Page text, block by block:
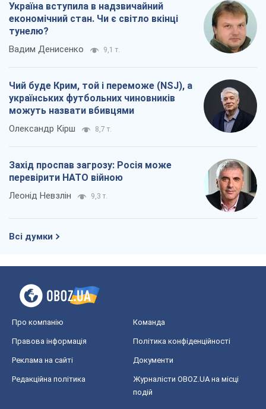
Україна вступила в надзвичайний
економічний стан. Чи є світло вкінці
тунелю?
Вадим Денисенко 9,1 т.
Чий буде Крим, той і переможе (NSJ), а
українських футбольних чиновників
можуть назвати вбивцями
Олександр Кірш 8,7 т.
Захід проспав загрозу: Росія може
перевірити НАТО війною
Леонід Невзлін 9,3 т.
Всі думки
Про компанію Команда
Правова інформація Політика конфіденційності
Реклама на сайті Документи
Редакційна політика
Журналісти OBOZ.UA на місці
подій